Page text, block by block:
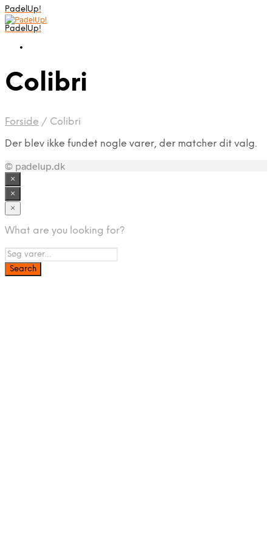
PadelUp!
PadelUp!
Colibri
Forside / Colibri
Der blev ikke fundet nogle varer, der matcher dit valg.
© padelup.dk
×
×
×
What are you looking for?